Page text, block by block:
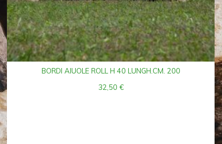
BORDI AIUOLE ROLL H 40 LUNGH.CM. 200
32,50 €